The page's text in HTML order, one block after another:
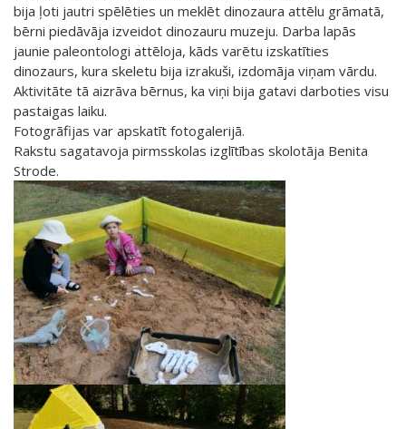
bija ļoti jautri spēlēties un meklēt dinozaura attēlu grāmatā,
bērni piedāvāja izveidot dinozauru muzeju. Darba lapās
jaunie paleontologi attēloja, kāds varētu izskatīties
dinozaurs, kura skeletu bija izrakuši, izdomāja viņam vārdu.
Aktivitāte tā aizrāva bērnus, ka viņi bija gatavi darboties visu
pastaigas laiku.
Fotogrāfijas var apskatīt fotogalerijā.
Rakstu sagatavoja pirmsskolas izglītības skolotāja Benita
Strode.